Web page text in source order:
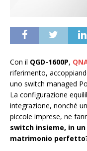
Con il QGD-1600P,
riferimento,
uno switch managed
La configurazione
integrazione, nonché
piccole imprese, ne
switch insieme, in un
matrimonio